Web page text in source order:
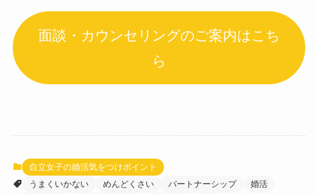
面談・カウンセリングのご案内はこち
ら
自立女子の婚活気をつけポイント
うまくいかない
めんどくさい パートナーシップ
婚活